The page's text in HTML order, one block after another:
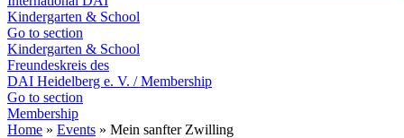
Kindergarten & School
Go to section
Kindergarten & School
Freundeskreis des
DAI Heidelberg e. V. / Membership
Go to section
Membership
Home » Events » Mein sanfter Zwilling